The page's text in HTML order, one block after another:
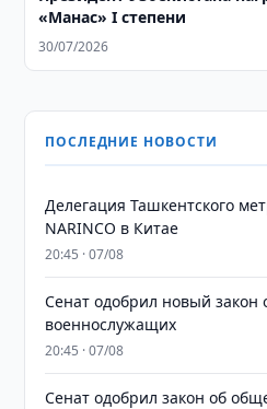
«Манас» I степени
30/07/2026
ПОСЛЕДНИЕ НОВОСТИ
Делегация Ташкентского
NARINCO в Китае
20:45 · 07/08
Сенат одобрил новый закон
военнослужащих
20:45 · 07/08
Сенат одобрил закон об